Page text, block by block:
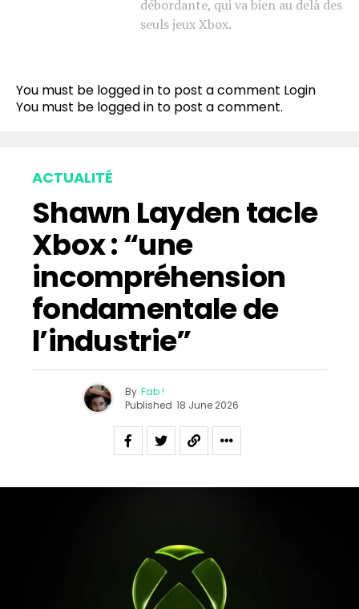
débordante, qui va bien au delà des
seuls jeux Xbox.
You must be logged in to post a comment Login
You must be logged in to post a comment.
ACTUALITÉ
Shawn Layden tacle
Xbox : “une
incompréhension
fondamentale de
l’industrie”
By Fab !
Published 18 June 2026
Pinterest